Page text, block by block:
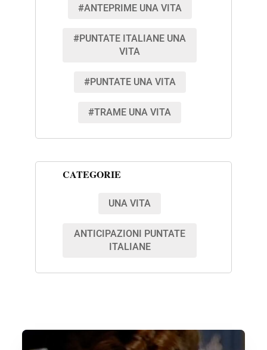
#ANTEPRIME UNA VITA
#PUNTATE ITALIANE UNA
VITA
#PUNTATE UNA VITA
#TRAME UNA VITA
CATEGORIE
UNA VITA
ANTICIPAZIONI PUNTATE
ITALIANE